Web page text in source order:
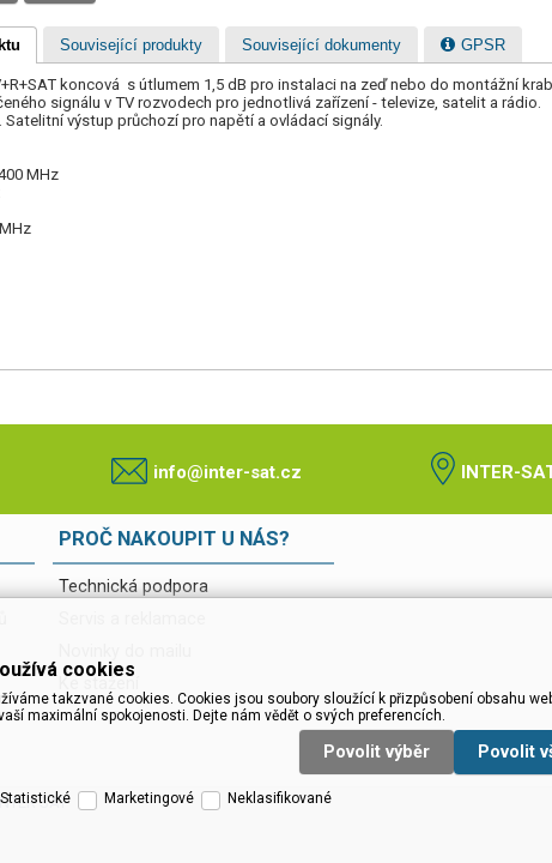
Související produkty Související dokumenty GPSR
koncová s útlumem 1,5 dB pro instalaci na zeď nebo do montážní
signálu v TV rozvodech pro jednotlivá zařízení - televize, satelit a rádio.
Satelitní výstup průchozí pro napětí a ovládací signály.
MHz
info@inter-sat.cz INTER-
PROČ NAKOUPIT U NÁS?
Technická podpora
SAT
cookies
takzvané cookies. Cookies jsou soubory sloužící k přizpůsobení obsahu
maximální spokojenosti. Dejte nám vědět o svých preferencích.
Povolit výběr Povolit
Statistické Marketingové Neklasifikované